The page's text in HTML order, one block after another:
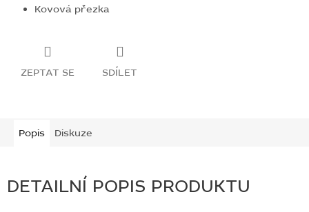
Kovová přezka
ZEPTAT SE SDÍLET
Popis Diskuze
DETAILNÍ POPIS PRODUKTU